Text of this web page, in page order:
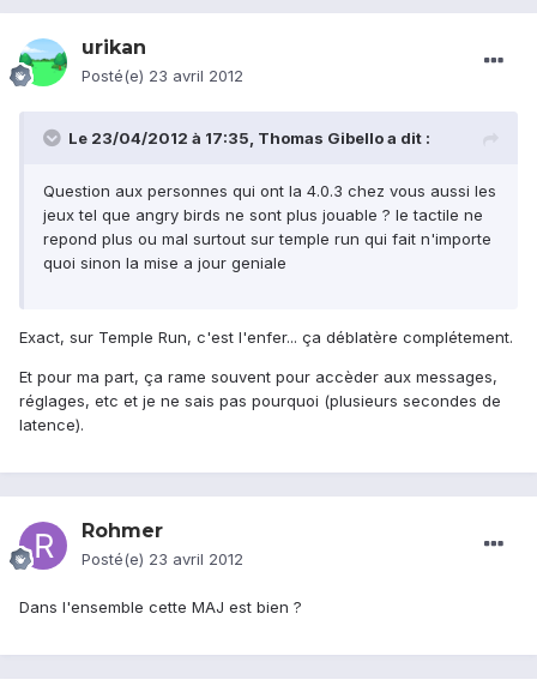
urikan
Posté(e) 23 avril 2012
Le 23/04/2012 à 17:35, Thomas Gibello a dit :
Question aux personnes qui ont la 4.0.3 chez vous aussi les
jeux tel que angry birds ne sont plus jouable ? le tactile ne
repond plus ou mal surtout sur temple run qui fait n'importe
quoi sinon la mise a jour geniale
Exact, sur Temple Run, c'est l'enfer... ça déblatère complétement.
Et pour ma part, ça rame souvent pour accèder aux messages,
réglages, etc et je ne sais pas pourquoi (plusieurs secondes de
latence).
Rohmer
Posté(e) 23 avril 2012
Dans l'ensemble cette MAJ est bien ?